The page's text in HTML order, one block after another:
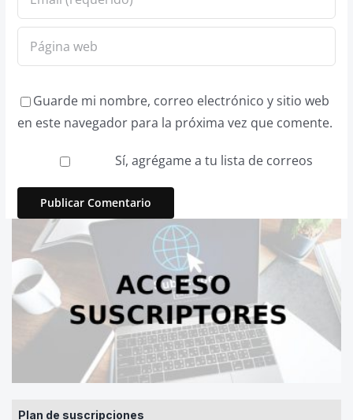
Plan de suscripciones
Guarde mi nombre, correo electrónico y sitio web
en este navegador para la próxima vez que comente.
Sí, agrégame a tu lista de correos